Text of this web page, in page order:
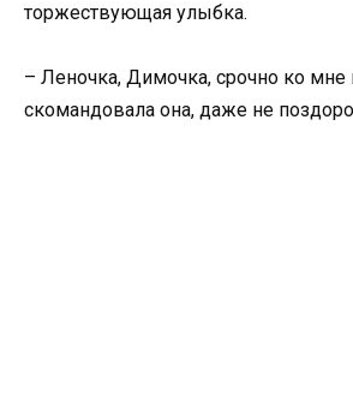
торжествующая улыбка.
– Леночка, Димочка, срочно ко мне
скомандовала она, даже не